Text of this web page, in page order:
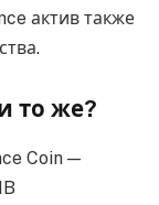
актив также
то же?
Coin —